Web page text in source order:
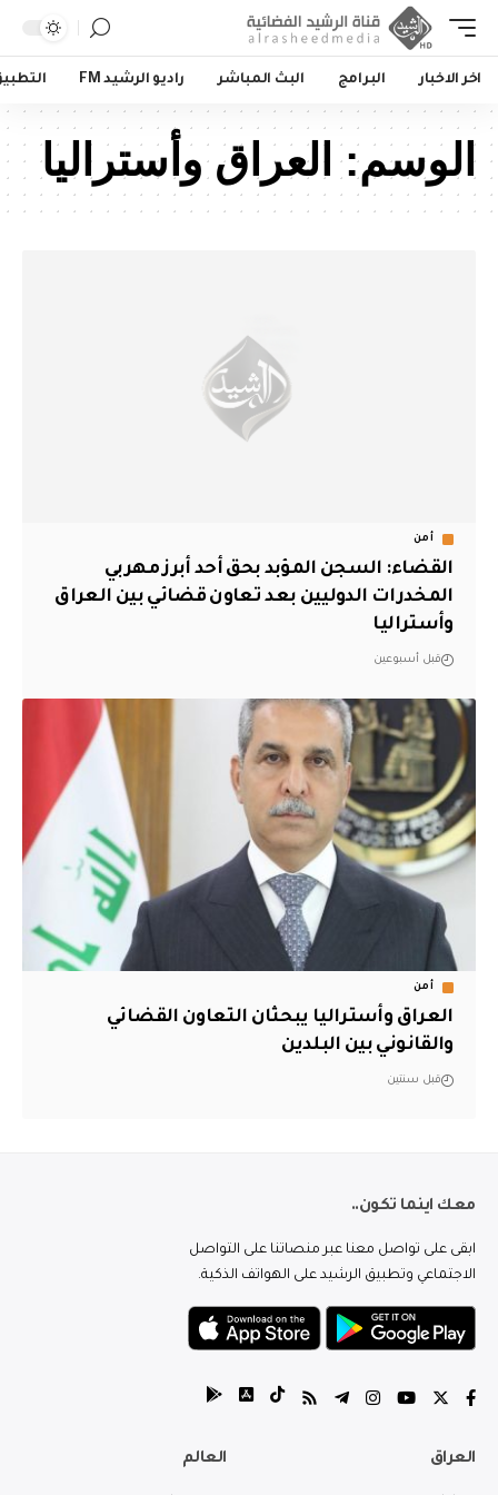
اخر الاخبار البرامج البث المباشر راديو الرشيد FM
الوسم: العراق وأستراليا
أمن
القضاء: السجن المؤبد بحق أحد أبرز مهربي
المخدرات الدوليين بعد تعاون قضائي بين العراق
وأستراليا
قبل أسبوعين
أمن
العراق وأستراليا يبحثان التعاون القضائي
والقانوني بين البلدين
قبل سنتين
معك اينما تكون..
ابقى على تواصل معنا عبر منصاتنا على التواصل
الاجتماعي وتطبيق الرشيد على الهواتف الذكية.
العراق العالم